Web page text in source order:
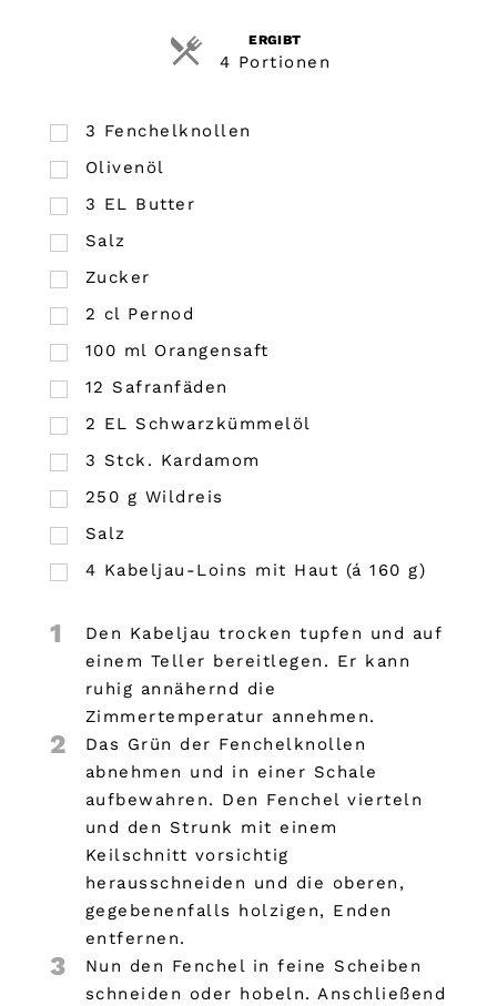
ERGIBT
4 Portionen
3 Fenchelknollen
Olivenöl
3 EL Butter
Salz
Zucker
2 cl Pernod
100 ml Orangensaft
12 Safranfäden
2 EL Schwarzkümmelöl
3 Stck. Kardamom
250 g Wildreis
Salz
4 Kabeljau-Loins mit Haut (á 160 g)
1
Den Kabeljau trocken tupfen und auf
einem Teller bereitlegen. Er kann
ruhig annähernd die
Zimmertemperatur annehmen.
2
Das Grün der Fenchelknollen
abnehmen und in einer Schale
aufbewahren. Den Fenchel vierteln
und den Strunk mit einem
Keilschnitt vorsichtig
herausschneiden und die oberen,
gegebenenfalls holzigen, Enden
entfernen.
3
Nun den Fenchel in feine Scheiben
schneiden oder hobeln. Anschließend